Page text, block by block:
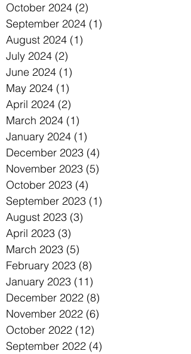
October 2024 (2)
September 2024 (1)
August 2024 (1)
July 2024 (2)
June 2024 (1)
May 2024 (1)
April 2024 (2)
March 2024 (1)
January 2024 (1)
December 2023 (4)
November 2023 (5)
October 2023 (4)
September 2023 (1)
August 2023 (3)
April 2023 (3)
March 2023 (5)
February 2023 (8)
January 2023 (11)
December 2022 (8)
November 2022 (6)
October 2022 (12)
September 2022 (4)